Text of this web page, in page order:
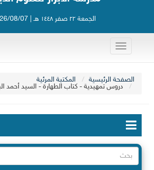
الجمعة ٢٢ صفر ١٤٤٨ هـ | 2026/08/07
Toggle
navigation
الصفحة الرئيسية
المكتبة المرئية
دروس تمهيدية - كتاب الطهارة - السيد أحمد